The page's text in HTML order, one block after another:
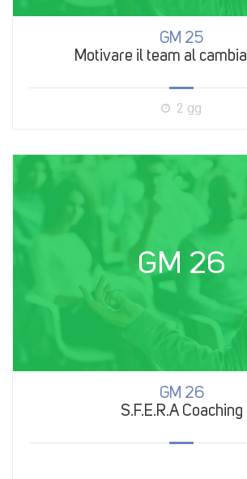
GM 25
Motivare il team al
2 gg
GM 26
GM 26
S.F.E.R.A Coaching